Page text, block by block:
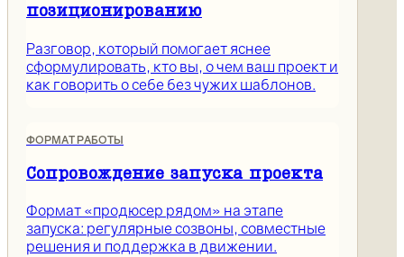
позиционированию
Разговор, который помогает яснее
сформулировать, кто вы, о чем ваш проект и
как говорить о себе без чужих шаблонов.
ФОРМАТ РАБОТЫ
Сопровождение запуска проекта
Формат «продюсер рядом» на этапе
запуска: регулярные созвоны, совместные
решения и поддержка в движении.